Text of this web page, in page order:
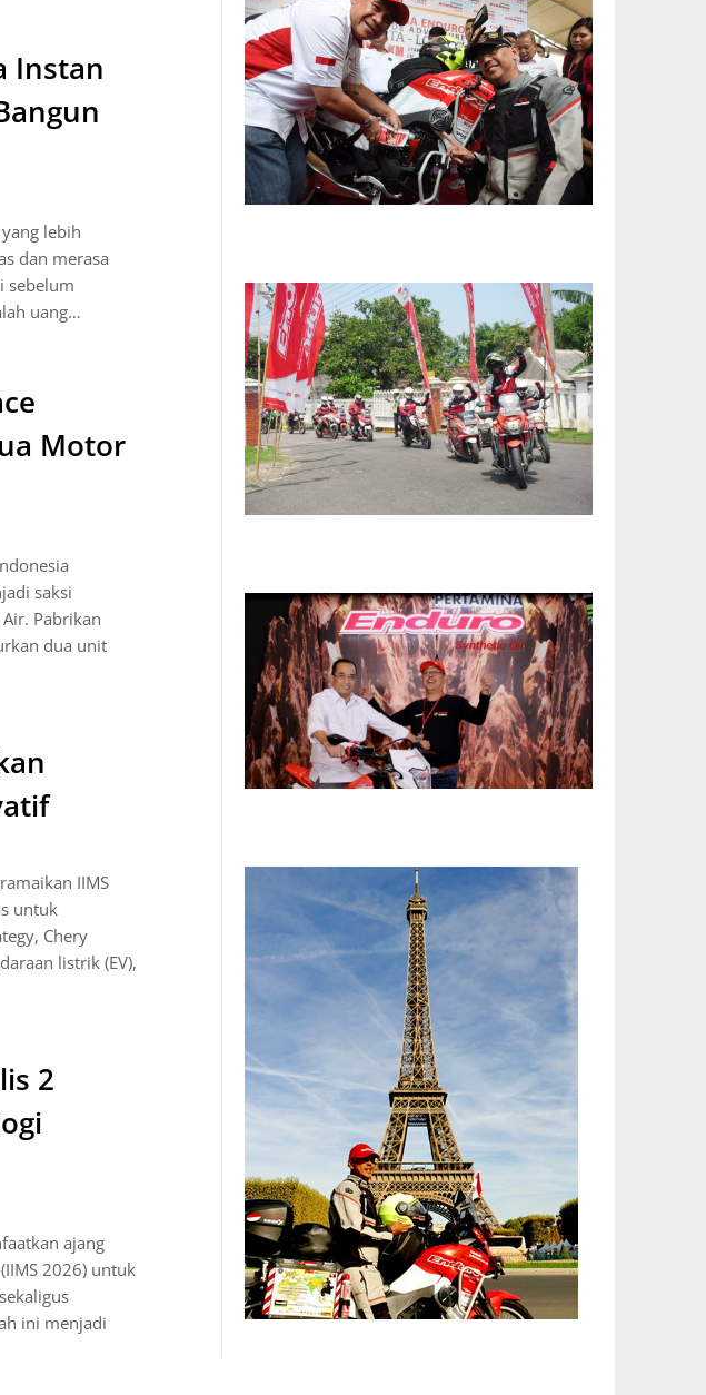
Instan
lebih
dan merasa
sebelum
uang…
Motor
saksi
Pabrikan
dua unit
IIMS
untuk
Chery
listrik (EV),
2
ajang
2026) untuk
ini menjadi